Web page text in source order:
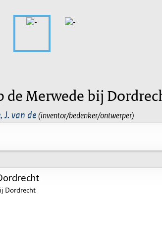
de Merwede bij
J. van de (inventor/bedenker/ontwerper)
Dordrecht